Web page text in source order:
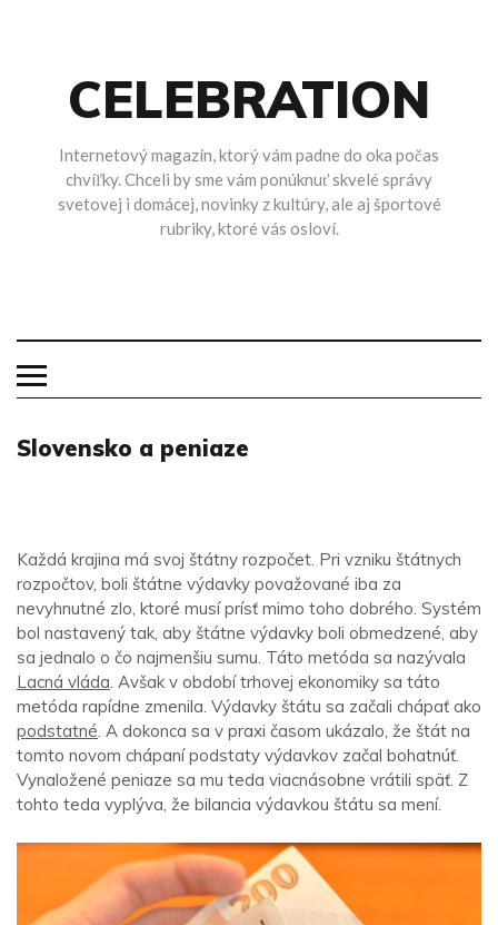
CELEBRATION
Internetový magazín, ktorý vám padne do oka počas
chvíľky. Chceli by sme vám ponúknuť skvelé správy
svetovej i domácej, novinky z kultúry, ale aj športové
rubriky, ktoré vás osloví.
Slovensko a peniaze
Každá krajina má svoj štátny rozpočet. Pri vzniku štátnych
rozpočtov, boli štátne výdavky považované iba za
nevyhnutné zlo, ktoré musí prísť mimo toho dobrého. Systém
bol nastavený tak, aby štátne výdavky boli obmedzené, aby
sa jednalo o čo najmenšiu sumu. Táto metóda sa nazývala
Lacná vláda. Avšak v období trhovej ekonomiky sa táto
metóda rapídne zmenila. Výdavky štátu sa začali chápať ako
podstatné. A dokonca sa v praxi časom ukázalo, že štát na
tomto novom chápaní podstaty výdavkov začal bohatnúť.
Vynaložené peniaze sa mu teda viacnásobne vrátili späť. Z
tohto teda vyplýva, že bilancia výdavkou štátu sa mení.